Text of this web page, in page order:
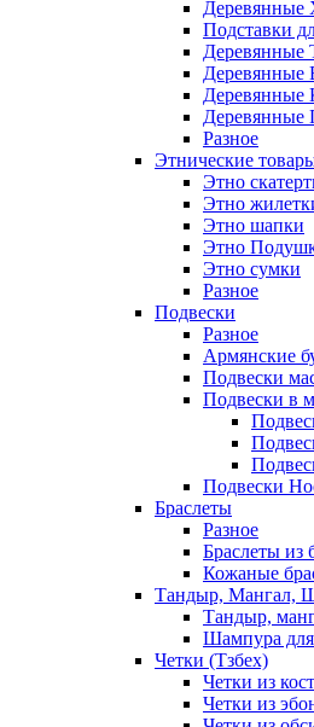
Деревянные
Подставки
Деревянные
Деревянные
Деревянные
Деревянные
Разное
Этнические
Этно
Этно
Этно шапки
Этно
Этно сумки
Разное
Подвески
Разное
Армянские
Подвески
Подвески в
Подвески
Браслеты
Разное
Браслеты из
Кожаные
Тандыр, Мангал,
Тандыр,
Шампура
Четки (Тзбех)
Четки из
Четки из